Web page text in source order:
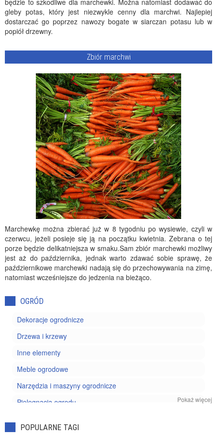
będzie to szkodliwe dla marchewki. Można natomiast dodawać do
gleby potas, który jest niezwykle cenny dla marchwi. Najlepiej
dostarczać go poprzez nawozy bogate w siarczan potasu lub w
popiół drzewny.
Zbiór marchwi
Marchewkę można zbierać już w 8 tygodniu po wysiewie, czyli w
czerwcu, jeżeli posieje się ją na początku kwietnia. Zebrana o tej
porze będzie delikatniejsza w smaku.Sam zbiór marchewki możliwy
jest aż do października, jednak warto zdawać sobie sprawę, że
październikowe marchewki nadają się do przechowywania na zimę,
natomiast wcześniejsze do jedzenia na bieżąco.
OGRÓD
Dekoracje ogrodnicze
Drzewa i krzewy
Inne elementy
Meble ogrodowe
Narzędzia i maszyny ogrodnicze
Pielęgnacja ogrodu
Pokaż więcej
POPULARNE TAGI